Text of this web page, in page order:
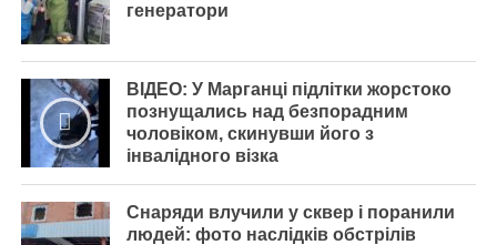
генератори
ВІДЕО: У Марганці підлітки жорстоко
познущались над безпорадним
чоловіком, скинувши його з
інвалідного візка
Снаряди влучили у сквер і поранили
людей: фото наслідків обстрілів